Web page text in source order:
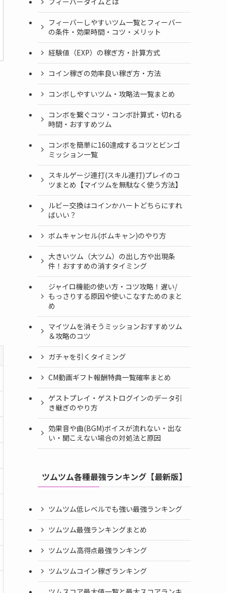
フィーバーしやすいツム一覧とフィーバー
の条件・効果時間・コツ・メリット
経験値（EXP）の稼ぎ方・計算方式
コイン稼ぎの効率良い稼ぎ方・方法
コンボしやすいツム・攻略法一覧まとめ
コンボを繋ぐコツ・コンボ計算式・切れる
時間・おすすめツム
コンボを簡単に160達成するコツとビンゴ
ミッション一覧
スキルゲージ連打(スキル連打)プレイのコ
ツまとめ【マイツムを無駄なく使う方法】
ルビー交換はコインかハートどちらにすれ
ばいい？
ボムキャンセル(ボムキャン)のやり方
大きいツム（大ツム）の出し方や出現条
件！おすすめの消すタイミング
ジャイロ機能の使い方・コツ攻略！遅い/
もっさりする原因や使いこなすためのまと
め
マイツムを消そうミッションおすすめツム
＆攻略のコツ
ガチャを引くタイミング
CM動画ギフト報酬特典一覧確率まとめ
ゲストプレイ・ゲストログインのデータ引
き継ぎのやり方
効果音や曲(BGM)ボイスが流れない・出な
い・聞こえない場合の対処法と原因
ツムツム各種最強ランキング【最新版】
ツムツム低レベルでも強い最強ランキング
ツムツム最強ランキングまとめ
ツムツム高得点最強ランキング
ツムツムコイン稼ぎランキング